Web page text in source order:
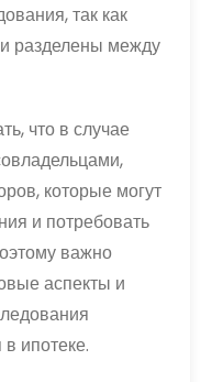
так как
разделены между
что в случае
которые могут
и потребовать
важно
аспекты и
ипотеке.